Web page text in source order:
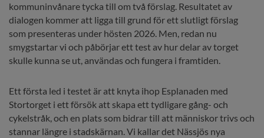
kommuninvånare tycka till om två förslag. Resultatet av
dialogen kommer att ligga till grund för ett slutligt förslag
som presenteras under hösten 2026. Men, redan nu
smygstartar vi och påbörjar ett test av hur delar av torget
skulle kunna se ut, användas och fungera i framtiden.
Ett första led i testet är att knyta ihop Esplanaden med
Stortorget i ett försök att skapa ett tydligare gång- och
cykelstråk, och en plats som bidrar till att människor trivs och
stannar längre i stadskärnan. Vi kallar det Nässjös nya